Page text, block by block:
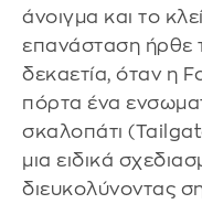
άνοιγμα και το
επανάσταση ήρθε
δεκαετία, όταν η
πόρτα ένα
σκαλοπάτι
μια ειδικά
διευκολύνοντας